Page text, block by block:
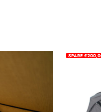
SPARE